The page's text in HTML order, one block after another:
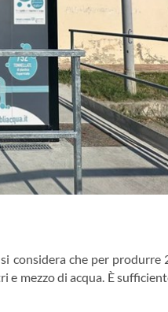
considera che per produrre
e mezzo di acqua. È